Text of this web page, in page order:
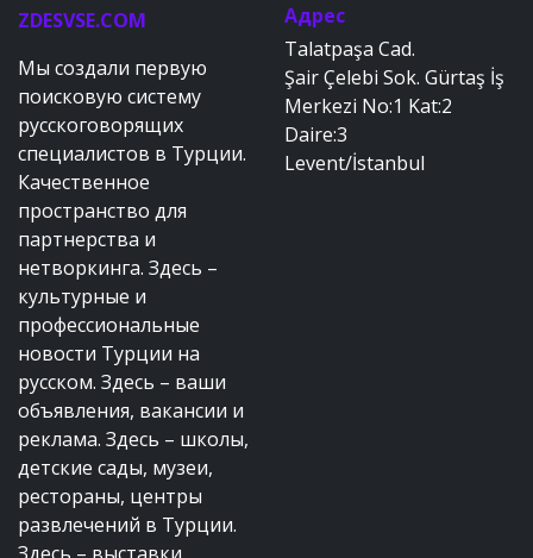
ZDESVSE.COM
Мы создали первую
поисковую систему
русскоговорящих
специалистов в Турции.
Качественное
пространство для
партнерства и
нетворкинга. Здесь –
культурные и
профессиональные
новости Турции на
русском. Здесь – ваши
объявления, вакансии и
реклама. Здесь – школы,
детские сады, музеи,
рестораны, центры
развлечений в Турции.
Адрес
Talatpaşa Cad.
Şair Çelebi Sok. Gürtaş İş
Merkezi No:1 Kat:2
Daire:3
Levent/İstanbul